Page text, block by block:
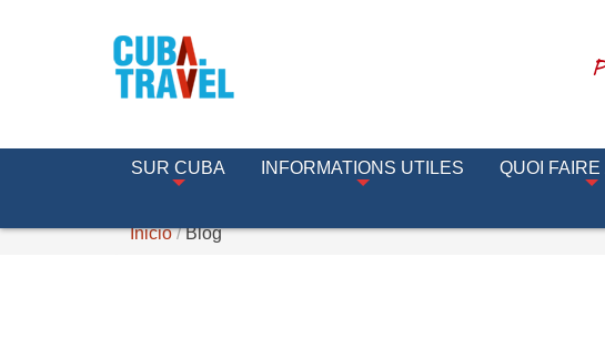
SUR CUBA INFORMATIONS UTILES QUOI
Inicio
Blog